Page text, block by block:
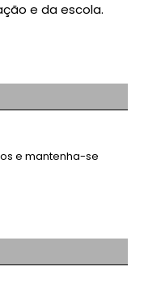
e da escola.
e mantenha-se